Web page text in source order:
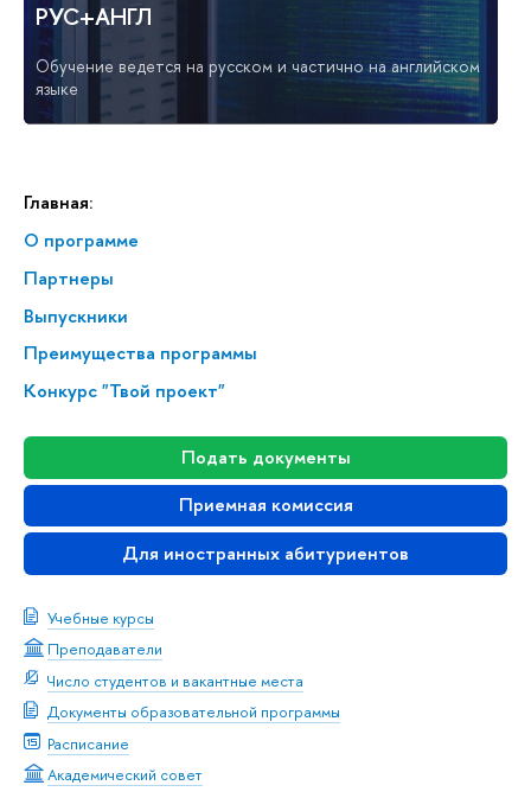
Главная:
О программе
Партнеры
Выпускники
Преимущества программы
Конкурс "Твой проект"
Подать документы
Приемная комиссия
Для иностранных абитуриентов
Учебные курсы
Преподаватели
Число студентов и вакантные места
Документы образовательной программы
Расписание
Академический совет
РУС+АНГЛ
Обучение ведется на русском и частично на английском
языке